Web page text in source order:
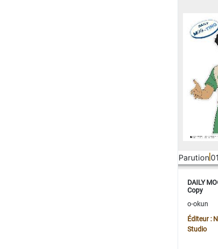
Parution
DAILY
Copy
o-okun
Éditeur :
Studio